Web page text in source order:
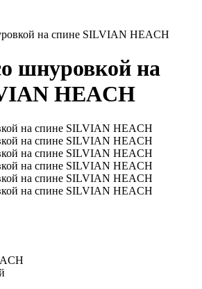
на спине SILVIAN HEACH
шнуровкой на
HEACH